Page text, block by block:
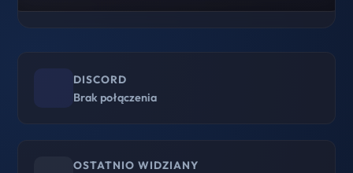
DISCORD
Brak połączenia
OSTATNIO WIDZIANY